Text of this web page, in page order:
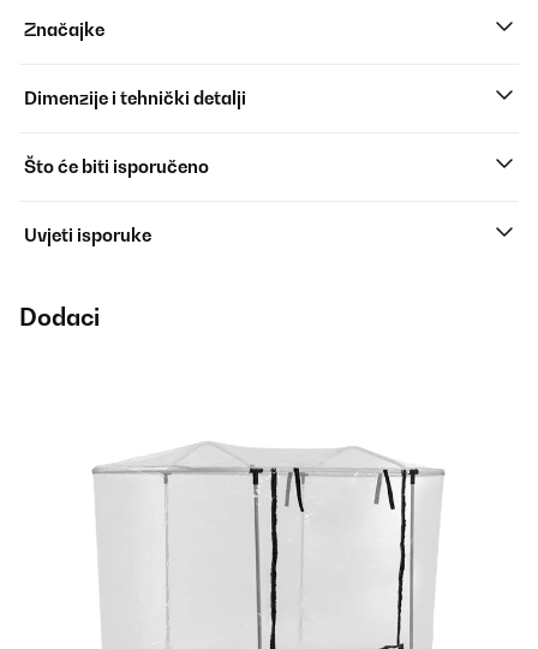
Značajke
Dimenzije i tehnički detalji
Što će biti isporučeno
Uvjeti isporuke
Dodaci